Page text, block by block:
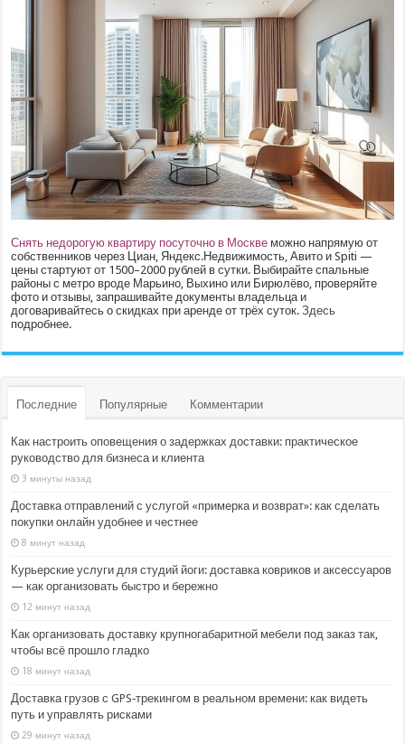
Снять недорогую квартиру посуточно в Москве можно напрямую от
собственников через Циан, Яндекс.Недвижимость, Авито и Spiti —
цены стартуют от 1500–2000 рублей в сутки. Выбирайте спальные
районы с метро вроде Марьино, Выхино или Бирюлёво, проверяйте
фото и отзывы, запрашивайте документы владельца и
договаривайтесь о скидках при аренде от трёх суток.Здесь
подробнее.
Последние Популярные Комментарии
Как настроить оповещения о задержках доставки: практическое
руководство для бизнеса и клиента
3 минуты назад
Доставка отправлений с услугой «примерка и возврат»: как сделать
покупки онлайн удобнее и честнее
8 минут назад
Курьерские услуги для студий йоги: доставка ковриков и аксессуаров
— как организовать быстро и бережно
12 минут назад
Как организовать доставку крупногабаритной мебели под заказ так,
чтобы всё прошло гладко
18 минут назад
Доставка грузов с GPS‑трекингом в реальном времени: как видеть
путь и управлять рисками
29 минут назад